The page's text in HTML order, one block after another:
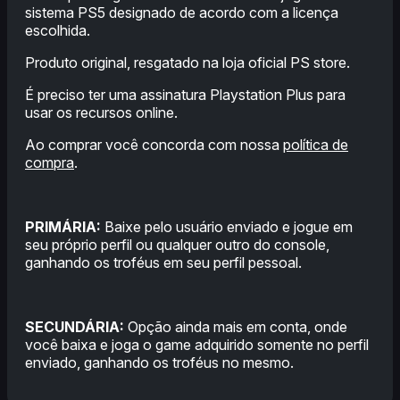
sistema PS5 designado de acordo com a licença
escolhida.
Produto original, resgatado na loja oficial PS store.
É preciso ter uma assinatura Playstation Plus para
usar os recursos online.
Ao comprar você concorda com nossa política de
compra.
PRIMÁRIA: Baixe pelo usuário enviado e jogue em
seu próprio perfil ou qualquer outro do console,
ganhando os troféus em seu perfil pessoal.
SECUNDÁRIA: Opção ainda mais em conta, onde
você baixa e joga o game adquirido somente no perfil
enviado, ganhando os troféus no mesmo.